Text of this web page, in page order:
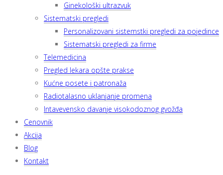
Ginekološki ultrazvuk
Sistematski pregledi
Personalizovani sistemstki pregledi za pojedince
Sistematski pregledi za firme
Telemedicina
Pregled lekara opšte prakse
Kućne posete i patronaža
Radiotalasno uklanjanje promena
Intavevensko davanje visokodoznog gvožđa
Cenovnik
Akcija
Blog
Kontakt